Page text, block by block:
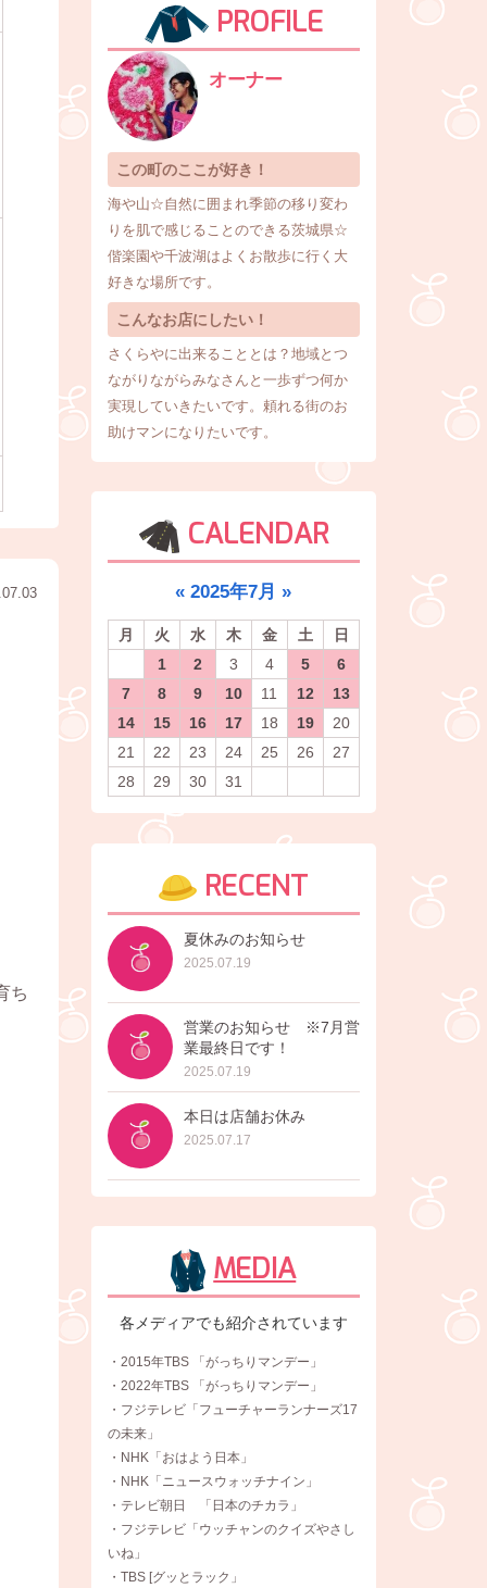
ち
PROFILE
オーナー
この町のここが好き！
海や山☆自然に囲まれ季節の移り変わ
りを肌で感じることのできる茨城県☆
偕楽園や千波湖はよくお散歩に行く大
好きな場所です。
こんなお店にしたい！
さくらやに出来ることとは？地域とつ
ながりながらみなさんと一歩ずつ何か
実現していきたいです。頼れる街のお
助けマンになりたいです。
CALENDAR
« 2025年7月 »
月 火 水 木 金 土
日
1
2 3 4 5
6
7
8 9 10 11 12
13
14
15 16 17 18 19
20
21
22 23 24 25 26
27
28
29 30 31
RECENT
夏休みのお知らせ
2025.07.19
営業のお知らせ ※7月営
業最終日です！
2025.07.19
本日は店舗お休み
2025.07.17
MEDIA
各メディアでも紹介されています
・2015年TBS 「がっちりマンデー」
・2022年TBS 「がっちりマンデー」
・フジテレビ「フューチャーランナーズ17
の未来」
・NHK「おはよう日本」
・NHK「ニュースウォッチナイン」
・テレビ朝日 「日本のチカラ」
・フジテレビ「ウッチャンのクイズやさし
いね」
・TBS [グッとラック」